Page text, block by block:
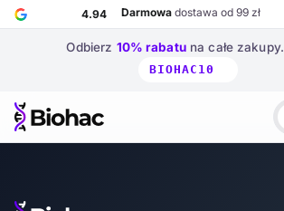
Przejdź do głównej treści
4.94 Darmowa dostawa od 99 zł
Odbierz 10% rabatuna całe zakupy.
BIOHAC10
Biohac – strona główna